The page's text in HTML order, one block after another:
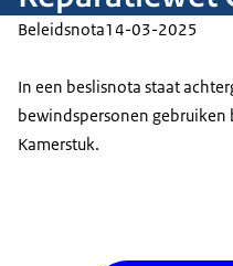
Beleidsnota14-03-2025
In een beslisnota staat
bewindspersonen
Kamerstuk.